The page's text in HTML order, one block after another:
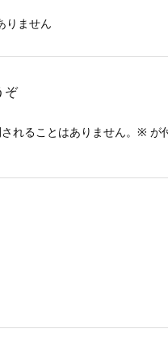
りません
ぞ
れることはありません。 ※ が